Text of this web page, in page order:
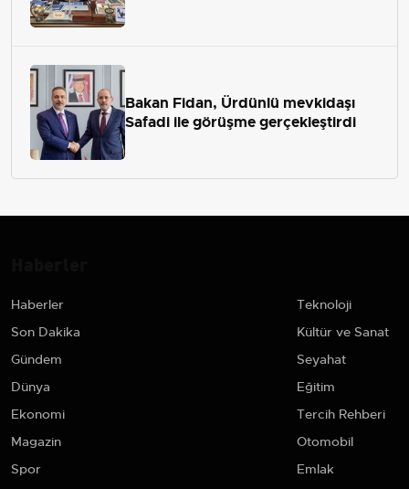
Bakan Fidan, Ürdünlü mevkidaşı
Safadi ile görüşme gerçekleştirdi
Haberler
Son Dakika
Gündem
Dünya
Ekonomi
Magazin
Spor
Teknoloji
Kültür ve Sanat
Seyahat
Eğitim
Tercih Rehberi
Otomobil
Emlak